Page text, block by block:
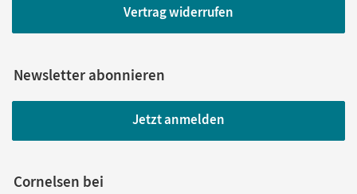
Vertrag widerrufen
Newsletter abonnieren
Jetzt anmelden
Cornelsen bei